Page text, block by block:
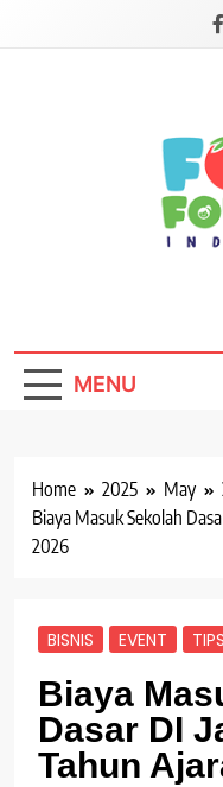
MENU
Home 2025 May
Biaya Masuk Sekolah
2026
BISNIS EVENT TIPS
Biaya
Dasar DI
Tahun